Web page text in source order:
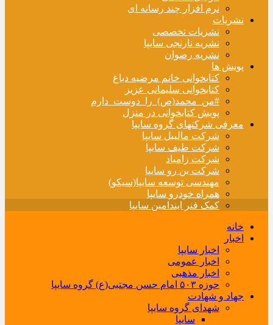
نرم افزار چند رسانه ای
نشریات
نشریات تخصصی
نشریه نارنجی سایپا
نشریه رضوان
پویش ها
کتابخوانی خانم مرضیه دباغ
کتابخوانی سلیمانی عزیز
#من_محمد(ص)_را_دوست_دارم
پویش کتابخوانی در منزل
معرفی شرکتهای گروه سایپا
شرکت مالیبل سایپا
شرکت طیف سایپا
شرکت زامیاد
شرکت بن رو سایپا
مهندسی توسعه سایپا(سیکو)
همراه خودرو سایپا
کمک فنر ایندامین سایپا
خانه
اخبار
اخبار سایپا
اخبار عمومی
اخبار مذهبی
حوزه ۵۰۳ امام حسن مجتبی(ع) گروه سایپا
جهاد و شهادت
شهدای گروه سایپا
سایپا